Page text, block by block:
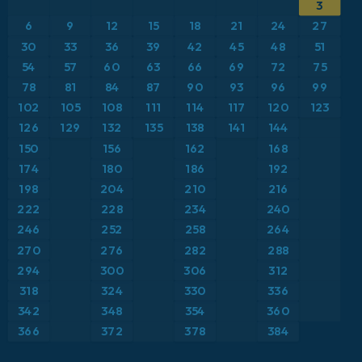
ICON Alemania 2 km
Caribe
Escandinavia
Estados Unidos
Europa
Francia
Grecia
Islandia
Anomalía de temperatura a 850 hPa
CAPE
Precipitación, nubes y presión
Profundidad de nieve
Punto de rocío a 2 m
Ráfagas de Viento Máximas
Ráfagas de viento
3
6
9 12 15 18 21 24 27
30 33 36 39 42 45 48
51
54
57 60 63 66 69 72 75
78 81 84 87 90 93 96 99
102 105 108 111 114 117 120 123
126 129 132 135 138 141
144
150
156 162
168
174
180 186
192
198
204 210 216
222 228 234 240
246 252 258
264
270
276 282
288
294
300 306
312
318
324 330 336
342 348 354 360
366 372 378 384